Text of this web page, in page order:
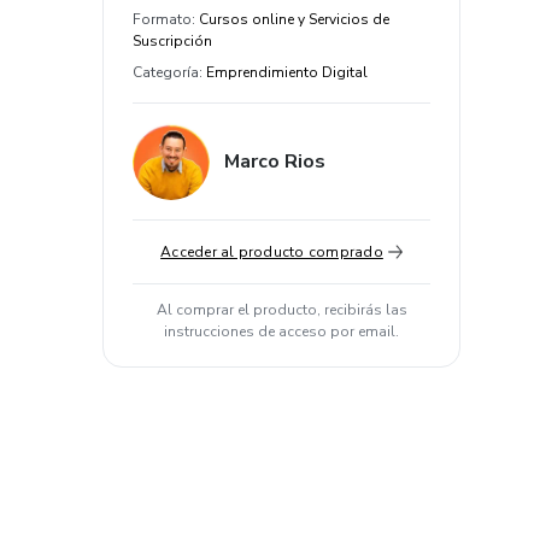
Formato: Cursos online y Servicios de
Suscripción
Categoría: Emprendimiento Digital
Marco Rios
Acceder al producto comprado
Al comprar el producto, recibirás las
instrucciones de acceso por email.